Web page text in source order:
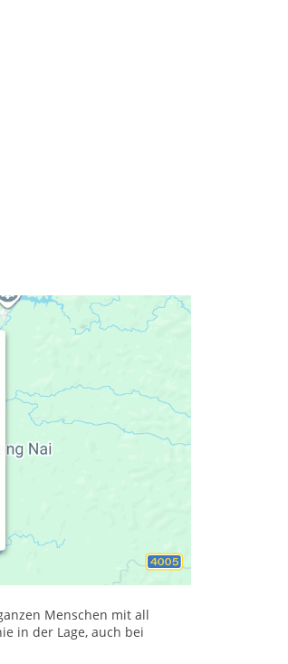
als 25 Jahre Erfahrung
Erkrankungen zurückblicken.
Menschen mit all
in der Lage, auch bei